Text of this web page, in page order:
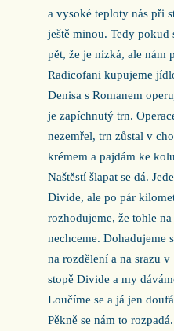
a vysoké teploty nás při
ještě minou. Tedy pokud
pět, že je nízká, ale nám
Radicofani kupujeme
Denisa s Romanem
je zapíchnutý trn.
nezemřel, trn zůstal v
krémem a pajdám ke
Naštěstí šlapat se dá.
Divide, ale po pár
rozhodujeme, že tohle
nechceme. Dohadujeme
na rozdělení a na srazu
stopě Divide a my
Loučíme se a já jen
Pěkně se nám to rozpadá.